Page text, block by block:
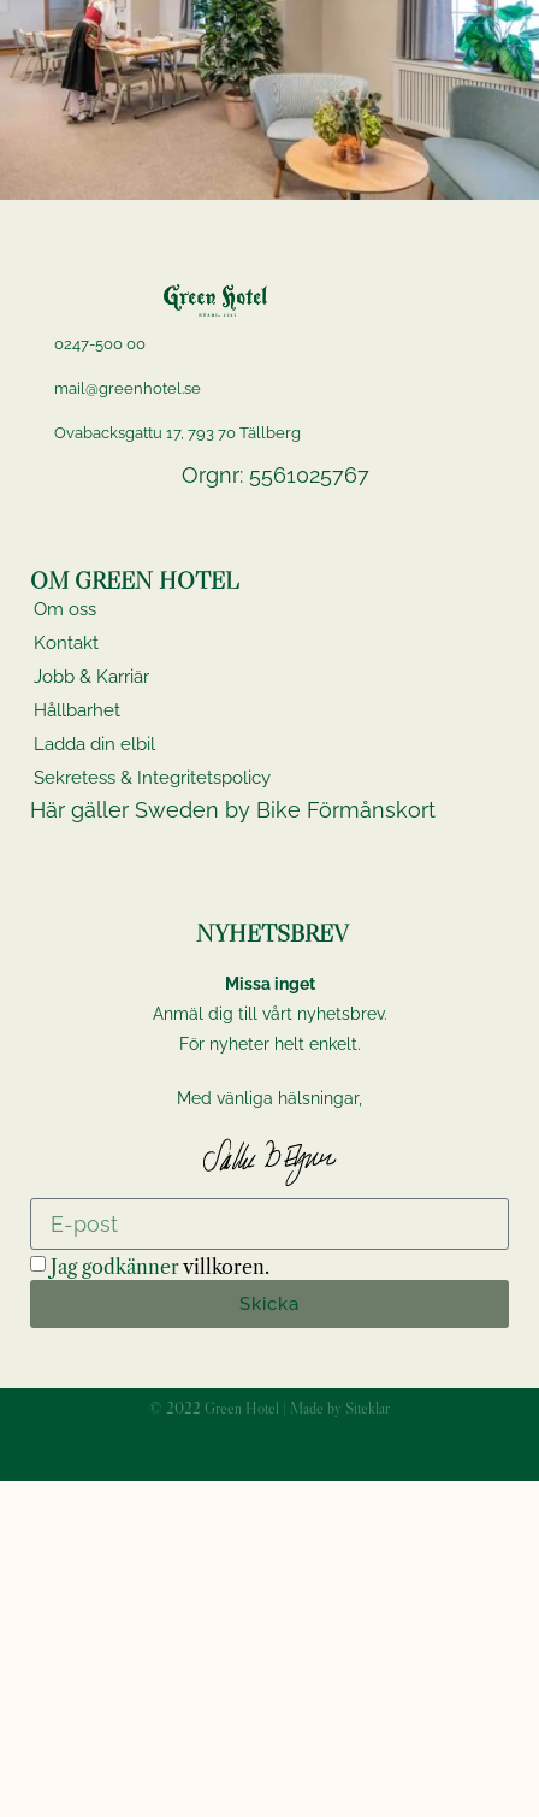
0247-500 00
mail@greenhotel.se
Ovabacksgattu 17, 793 70 Tällberg
Orgnr: 5561025767
OM GREEN HOTEL
Om oss
Kontakt
Jobb & Karriär
Hållbarhet
Ladda din elbil
Sekretess & Integritetspolicy
Här gäller Sweden by Bike Förmånskort
NYHETSBREV
Missa inget
Anmäl dig till vårt nyhetsbrev.
För nyheter helt enkelt.
Med vänliga hälsningar,
Jag godkännervillkoren.
Skicka
© 2022 Green Hotel | Made by Siteklar